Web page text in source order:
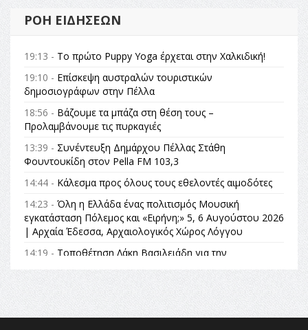
ΡΟΉ ΕΙΔΉΣΕΩΝ
19:13 - Το πρώτο Puppy Yoga έρχεται στην Χαλκιδική!
19:10 - Επίσκεψη αυστραλών τουριστικών
δημοσιογράφων στην Πέλλα
18:56 - Βάζουμε τα μπάζα στη θέση τους –
Προλαμβάνουμε τις πυρκαγιές
13:39 - Συνέντευξη Δημάρχου Πέλλας Στάθη
Φουντουκίδη στον Pella FM 103,3
14:44 - Κάλεσμα προς όλους τους εθελοντές αιμοδότες
14:23 - Όλη η Ελλάδα ένας πολιτισμός Μουσική
εγκατάσταση Πόλεμος και «Ειρήνη;» 5, 6 Αυγούστου 2026
| Αρχαία Έδεσσα, Αρχαιολογικός Χώρος Λόγγου
14:19 - Τοποθέτηση Λάκη Βασιλειάδη για την
Αναθεώρηση του Συντάγματος: «Σε τέτοιες κορυφαίες
θεσμικές διαδικασίες υπάρχει μόνο η ευθύνη απέναντι
στις επόμενες γενιές»
16:35 -Το πρόγραμμα του ΠΑΟΚ στον δεύτερο γύρο του